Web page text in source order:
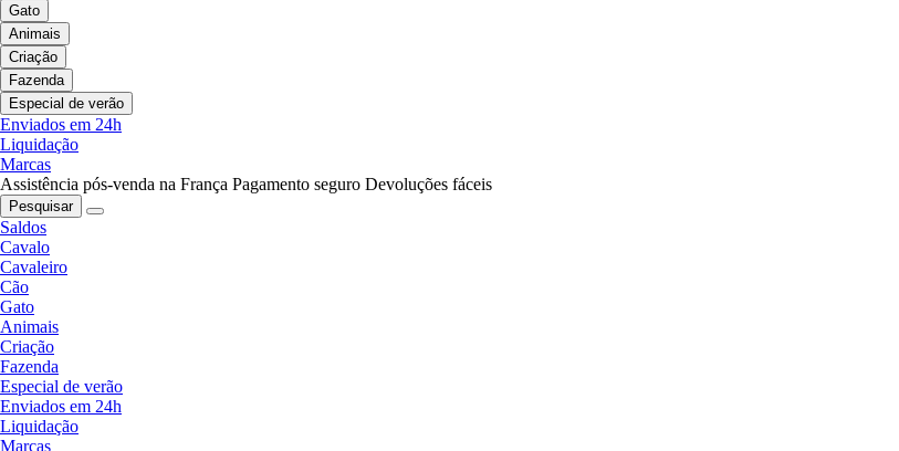
Gato
Animais
Criação
Fazenda
Especial de verão
Enviados em 24h
Liquidação
Marcas
Assistência pós-venda na França Pagamento seguro Devoluções fáceis
Pesquisar
Saldos
Cavalo
Cavaleiro
Cão
Gato
Animais
Criação
Fazenda
Especial de verão
Enviados em 24h
Liquidação
Marcas